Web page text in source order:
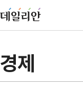
경제